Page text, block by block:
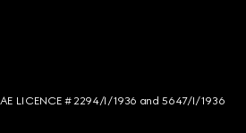
LICENCE # 2294/I/1936 and 5647/I/1936